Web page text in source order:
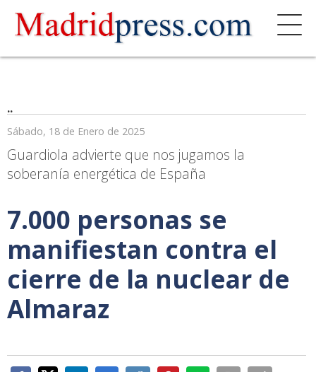
..
Sábado, 18 de Enero de 2025
Guardiola advierte que nos jugamos la
soberanía energética de España
7.000 personas se
manifiestan contra el
cierre de la nuclear de
Almaraz